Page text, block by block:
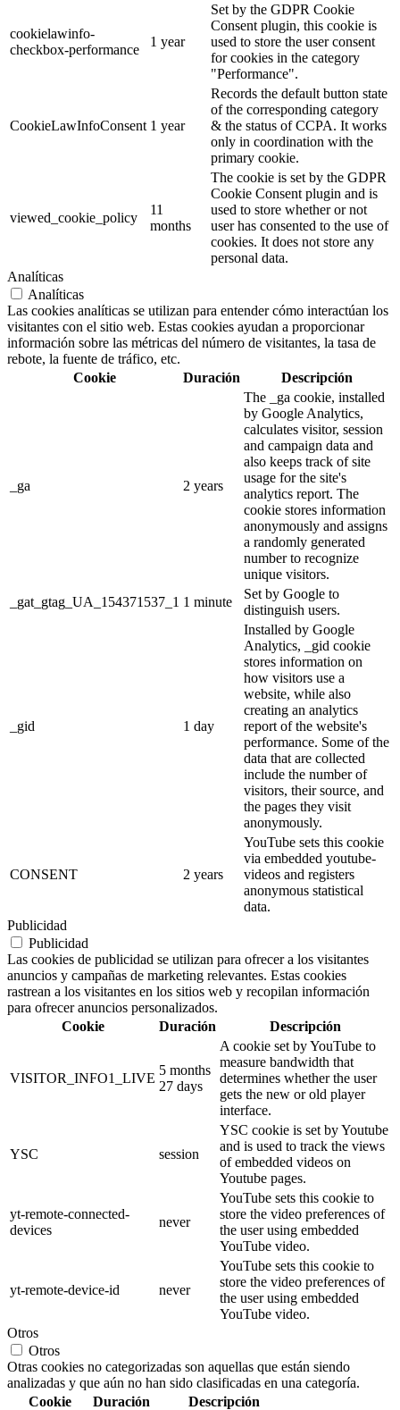
cookielawinfo-
checkbox-performance
1 year
Set by the GDPR Cookie
Consent plugin, this cookie is
used to store the user consent
for cookies in the category
"Performance".
CookieLawInfoConsent 1 year
Records the default button state
of the corresponding category
& the status of CCPA. It works
only in coordination with the
primary cookie.
viewed_cookie_policy
11
months
The cookie is set by the GDPR
Cookie Consent plugin and is
used to store whether or not
user has consented to the use of
cookies. It does not store any
personal data.
Analíticas
Analíticas
Las cookies analíticas se utilizan para entender cómo interactúan los
visitantes con el sitio web. Estas cookies ayudan a proporcionar
información sobre las métricas del número de visitantes, la tasa de
rebote, la fuente de tráfico, etc.
Cookie
Duración Descripción
_ga 2 years
The _ga cookie, installed
by Google Analytics,
calculates visitor, session
and campaign data and
also keeps track of site
usage for the site's
analytics report. The
cookie stores information
anonymously and assigns
a randomly generated
number to recognize
unique visitors.
_gat_gtag_UA_154371537_1 1 minute
Set by Google to
distinguish users.
_gid 1 day
Installed by Google
Analytics, _gid cookie
stores information on
how visitors use a
website, while also
creating an analytics
report of the website's
performance. Some of the
data that are collected
include the number of
visitors, their source, and
the pages they visit
anonymously.
CONSENT 2 years
YouTube sets this cookie
via embedded youtube-
videos and registers
anonymous statistical
data.
Publicidad
Publicidad
Las cookies de publicidad se utilizan para ofrecer a los visitantes
anuncios y campañas de marketing relevantes. Estas cookies
rastrean a los visitantes en los sitios web y recopilan información
para ofrecer anuncios personalizados.
Cookie
Duración Descripción
VISITOR_INFO1_LIVE
5 months
27 days
A cookie set by YouTube to
measure bandwidth that
determines whether the user
gets the new or old player
interface.
YSC session
YSC cookie is set by Youtube
and is used to track the views
of embedded videos on
Youtube pages.
yt-remote-connected-
devices
never
YouTube sets this cookie to
store the video preferences of
the user using embedded
YouTube video.
yt-remote-device-id never
YouTube sets this cookie to
store the video preferences of
the user using embedded
YouTube video.
Otros
Otros
Otras cookies no categorizadas son aquellas que están siendo
analizadas y que aún no han sido clasificadas en una categoría.
Cookie
Duración Descripción